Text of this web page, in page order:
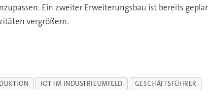
Ein zweiter Erweiterungsbau ist bereits
vergrößern.
IOT IM INDUSTRIEUMFELD GESCHÄFTSFÜHRER